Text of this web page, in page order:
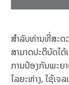
ສຳລັບທ່ານທີ່ສະ
ສາມາດປະຕິບັດໄ
ການປ້ອງກັນພະຍ
ໄລຍະຫ່າງ, ໃຊ້ເຈ